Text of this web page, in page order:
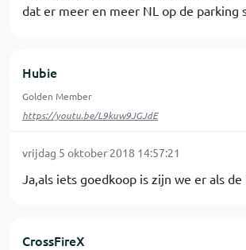
dat er meer en meer NL op de parking
Hubie
Golden Member
https://youtu.be/L9kuw9JGJdE
vrijdag 5 oktober 2018 14:57:21
Ja,als iets goedkoop is zijn we er als
CrossFireX